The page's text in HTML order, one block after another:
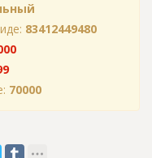
83412449480
70000